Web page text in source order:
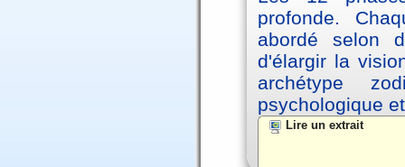
profonde.
abordé selon
d'élargir la
archétype
psychologique
Lire un extrait